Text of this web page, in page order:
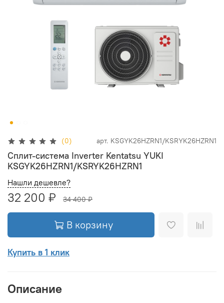
(0) арт. KSGYK26HZRN1/KSRYK26HZRN1
Сплит-система Inverter Kentatsu YUKI
KSGYK26HZRN1/KSRYK26HZRN1
Нашли дешевле?
32 200 ₽ 34 400 ₽
В корзину
Купить в 1 клик
Описание